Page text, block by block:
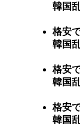
韓国
格安
韓国
格安
韓国
格安
韓国